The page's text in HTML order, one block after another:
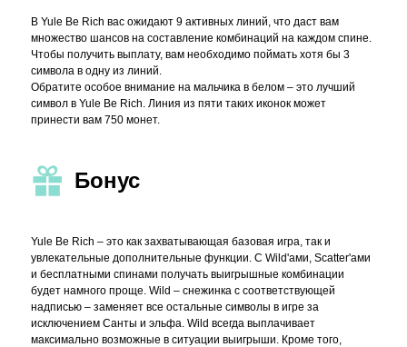
В Yule Be Rich вас ожидают 9 активных линий, что даст вам
множество шансов на составление комбинаций на каждом спине.
Чтобы получить выплату, вам необходимо поймать хотя бы 3
символа в одну из линий.
Обратите особое внимание на мальчика в белом – это лучший
символ в Yule Be Rich. Линия из пяти таких иконок может
принести вам 750 монет.
Бонус
Yule Be Rich – это как захватывающая базовая игра, так и
увлекательные дополнительные функции. С Wild'ами, Scatter'ами
и бесплатными спинами получать выигрышные комбинации
будет намного проще. Wild – снежинка с соответствующей
надписью – заменяет все остальные символы в игре за
исключением Санты и эльфа. Wild всегда выплачивает
максимально возможные в ситуации выигрыши. Кроме того,